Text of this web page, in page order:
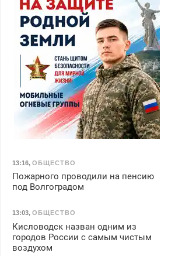
13:16, ОБЩЕСТВО
Пожарного проводили на пенсию
под Волгоградом
13:03, ОБЩЕСТВО
Кисловодск назван одним из
городов России с самым чистым
воздухом